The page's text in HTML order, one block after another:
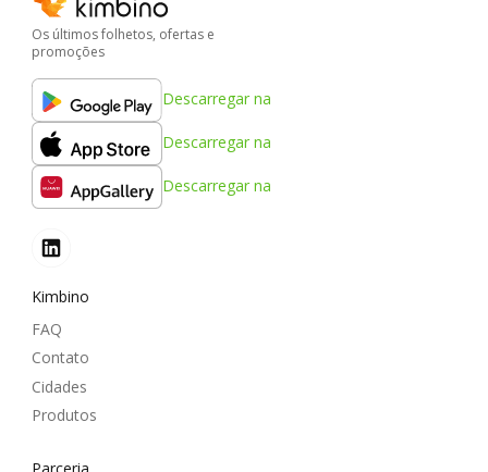
Os últimos folhetos, ofertas e
promoções
Descarregar na
Descarregar na
Descarregar na
Kimbino
FAQ
Contato
Cidades
Produtos